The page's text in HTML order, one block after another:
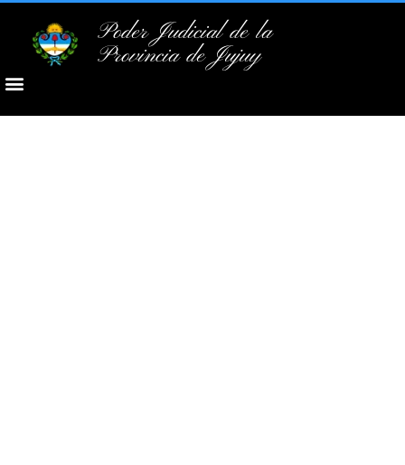
Poder Judicial de la
Provincia de Jujuy